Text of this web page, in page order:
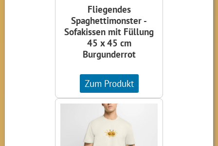
Fliegendes
Spaghettimonster -
Sofakissen mit Füllung
45 x 45 cm
Burgunderrot
Zum Produkt